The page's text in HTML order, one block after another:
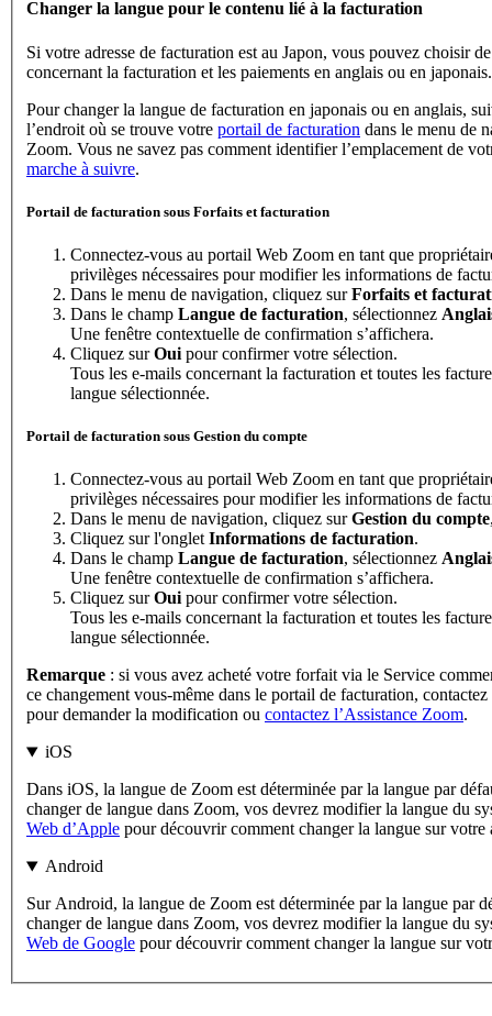
Changer la langue pour le contenu lié à la facturation
Si votre adresse de facturation est au Japon, vous pouvez choisir
concernant la facturation et les paiements en anglais ou en japonais.
Pour changer la langue de facturation en japonais ou en anglais,
l’endroit où se trouve votre portail de facturation dans le menu de
Zoom. Vous ne savez pas comment identifier l’emplacement de
marche à suivre.
Portail de facturation sous Forfaits et facturation
Connectez-vous au portail Web Zoom en tant que
privilèges nécessaires pour modifier les informations de
Dans le menu de navigation, cliquez surForfaits et
Dans le champ Langue de facturation, sélectionnez
Une fenêtre contextuelle de confirmation s’affichera.
Cliquez surOui pour confirmer votre sélection.
Tous les e-mails concernant la facturation et toutes les
langue sélectionnée.
Portail de facturation sous Gestion du compte
Connectez-vous au portail Web Zoom en tant que
privilèges nécessaires pour modifier les informations de
Dans le menu de navigation, cliquez surGestion du compte
Cliquez sur l'onglet Informations de facturation.
Dans le champ Langue de facturation, sélectionnez
Une fenêtre contextuelle de confirmation s’affichera.
Cliquez surOui pour confirmer votre sélection.
Tous les e-mails concernant la facturation et toutes les
langue sélectionnée.
Remarque : si vous avez acheté votre forfait via le Service
ce changement vous-même dans le portail de facturation,
pour demander la modification ou contactez l’Assistance Zoom.
iOS
Dans iOS, la langue de Zoom est déterminée par la langue par
changer de langue dans Zoom, vos devrez modifier la langue du
Web d’Apple pour découvrir comment changer la langue sur votre
Android
Sur Android, la langue de Zoom est déterminée par la langue par
changer de langue dans Zoom, vos devrez modifier la langue du
Web de Google pour découvrir comment changer la langue sur